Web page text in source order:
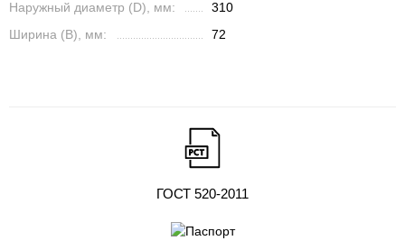
Наружный диаметр (D), мм:
310
Ширина (B), мм:
72
ГОСТ 520-2011